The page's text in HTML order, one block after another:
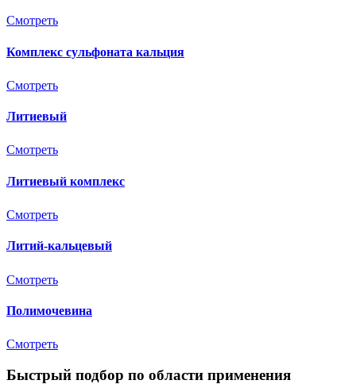
Смотреть
Комплекс сульфоната кальция
Смотреть
Литиевый
Смотреть
Литиевый комплекс
Смотреть
Литий-кальцевый
Смотреть
Полимочевина
Смотреть
Быстрый подбор по области применения